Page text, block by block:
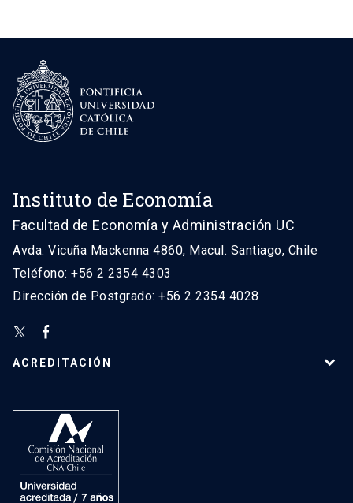
Instituto de Economía
Facultad de Economía y Administración UC
Avda. Vicuña Mackenna 4860, Macul. Santiago, Chile
Teléfono: +56 2 2354 4303
Dirección de Postgrado: +56 2 2354 4028
ACREDITACIÓN